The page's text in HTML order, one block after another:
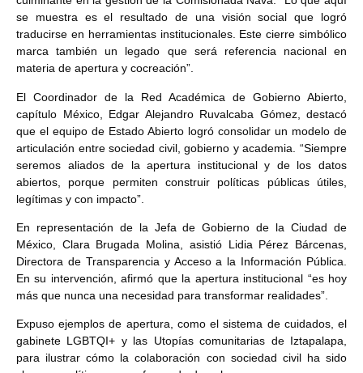
se muestra es el resultado de una visión social que logró
traducirse en herramientas institucionales. Este cierre simbólico
marca también un legado que será referencia nacional en
materia de apertura y cocreación”.
El Coordinador de la Red Académica de Gobierno Abierto,
capítulo México, Edgar Alejandro Ruvalcaba Gómez, destacó
que el equipo de Estado Abierto logró consolidar un modelo de
articulación entre sociedad civil, gobierno y academia. “Siempre
seremos aliados de la apertura institucional y de los datos
abiertos, porque permiten construir políticas públicas útiles,
legítimas y con impacto”.
En representación de la Jefa de Gobierno de la Ciudad de
México, Clara Brugada Molina, asistió Lidia Pérez Bárcenas,
Directora de Transparencia y Acceso a la Información Pública.
En su intervención, afirmó que la apertura institucional “es hoy
más que nunca una necesidad para transformar realidades”.
Expuso ejemplos de apertura, como el sistema de cuidados, el
gabinete LGBTQI+ y las Utopías comunitarias de Iztapalapa,
para ilustrar cómo la colaboración con sociedad civil ha sido